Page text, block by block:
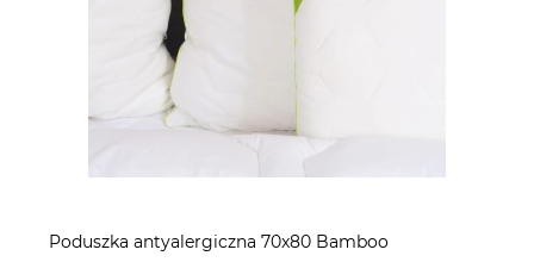
Poduszka antyalergiczna 70x80 Bamboo